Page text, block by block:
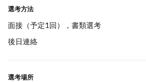
選考方法
面接（予定1回），書類選考
後日連絡
選考場所